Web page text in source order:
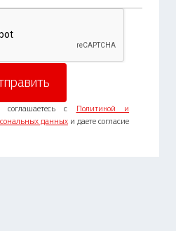
с
Политикой и
данных и даете согласие